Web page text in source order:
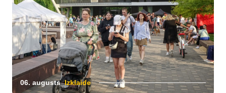
06. augusts Izklaide